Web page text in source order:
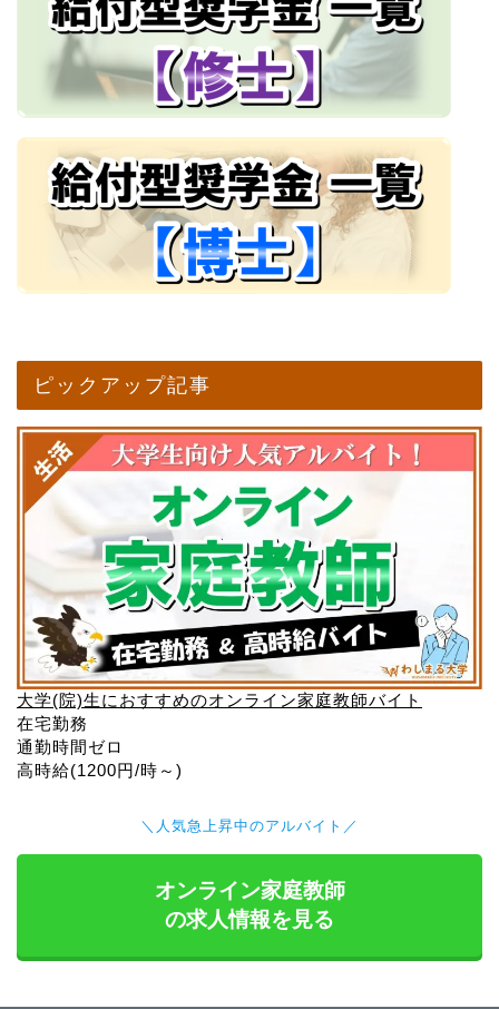
ピックアップ記事
大学(院)生におすすめのオンライン家庭教師バイト
在宅勤務
通勤時間ゼロ
高時給(1200円/時～)
＼人気急上昇中のアルバイト／
オンライン家庭教師
の求人情報を見る